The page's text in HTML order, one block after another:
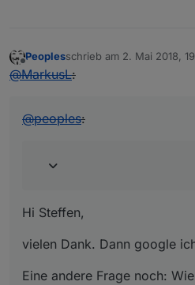
Offline
Peoplesschrieb am 2. Mai 2018,
zuletzt editiert von
@MarkusL:
@peoples:
Hi Steffen,
vielen Dank. Dann google
Eine andere Frage noch: